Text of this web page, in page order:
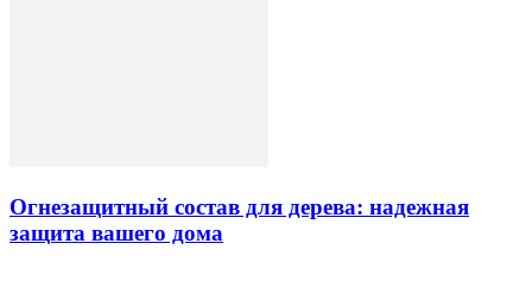
Огнезащитный состав для дерева: надежная
защита вашего дома